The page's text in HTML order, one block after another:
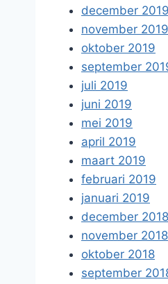
december 2019
november 2019
oktober 2019
september
juli 2019
juni 2019
mei 2019
april 2019
maart 2019
februari 2019
januari 2019
december 2018
november 2018
oktober 2018
september